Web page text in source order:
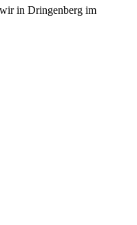
in Dringenberg im